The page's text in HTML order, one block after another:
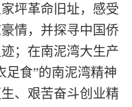
坪革命旧址，感受
情，并探寻中国侨
；在南泥湾大生产
足食”的南泥湾精神
、艰苦奋斗创业精